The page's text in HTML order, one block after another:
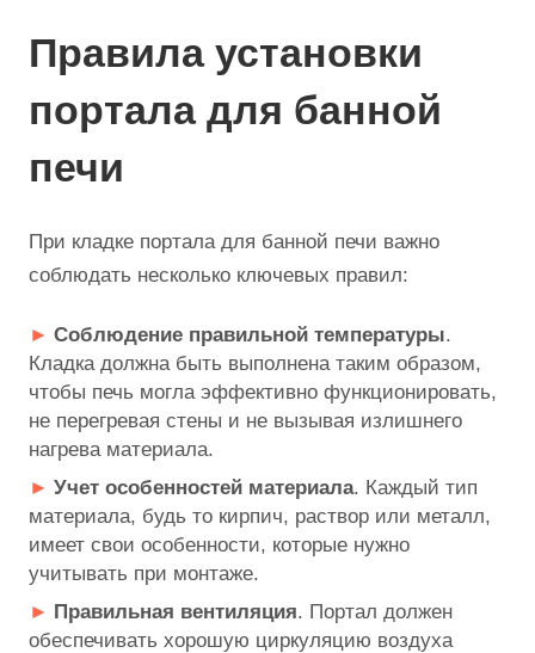
Правила установки
портала для банной
печи
При кладке портала для банной печи важно
соблюдать несколько ключевых правил:
Соблюдение правильной температуры.
Кладка должна быть выполнена таким образом,
чтобы печь могла эффективно функционировать,
не перегревая стены и не вызывая излишнего
нагрева материала.
Учет особенностей материала. Каждый тип
материала, будь то кирпич, раствор или металл,
имеет свои особенности, которые нужно
учитывать при монтаже.
Правильная вентиляция. Портал должен
обеспечивать хорошую циркуляцию воздуха